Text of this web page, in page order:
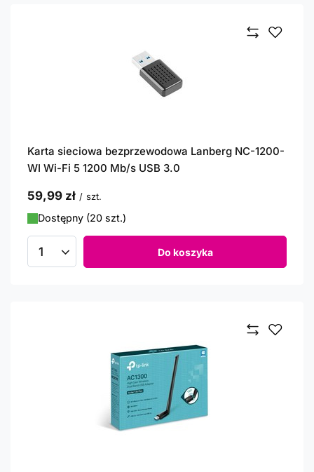
Karta sieciowa bezprzewodowa Lanberg NC-1200-
WI Wi-Fi 5 1200 Mb/s USB 3.0
59,99 zł / szt.
Dostępny (20 szt.)
Ilość produktów Do koszyka